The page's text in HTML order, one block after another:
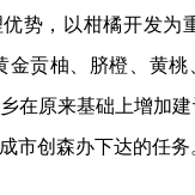
势，以柑橘开发为
金贡柚、脐橙、黄桃
在原来基础上增加
市创森办下达的任务